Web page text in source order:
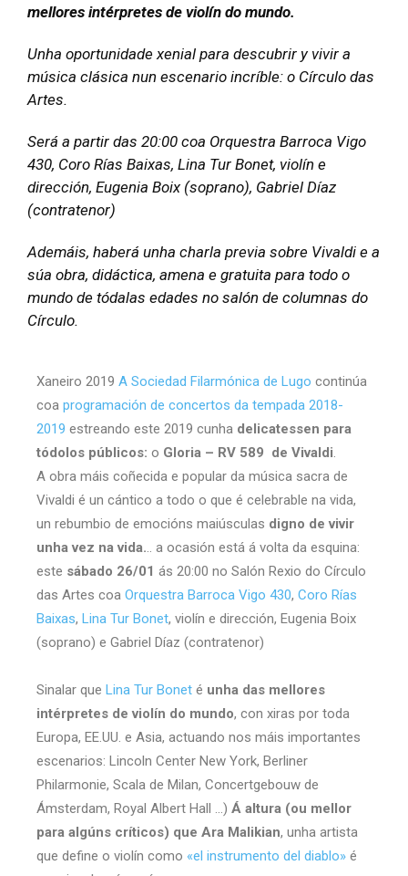
mellores intérpretes de violín do mundo.
Unha oportunidade xenial para descubrir y vivir a
música clásica nun escenario incríble: o Círculo das
Artes.
Será a partir das 20:00 coa Orquestra Barroca Vigo
430, Coro Rías Baixas, Lina Tur Bonet, violín e
dirección, Eugenia Boix (soprano), Gabriel Díaz
(contratenor)
Ademáis, haberá unha charla previa sobre Vivaldi e a
súa obra, didáctica, amena e gratuita para todo o
mundo de tódalas edades no salón de columnas do
Círculo.
Xaneiro 2019 A Sociedad Filarmónica de Lugo continúa
coa programación de concertos da tempada 2018-
2019 estreando este 2019 cunha delicatessen para
tódolos públicos: o Gloria – RV 589 de Vivaldi.
A obra máis coñecida e popular da música sacra de
Vivaldi é un cántico a todo o que é celebrable na vida,
un rebumbio de emocións maiúsculas digno de vivir
unha vez na vida... a ocasión está á volta da esquina:
este sábado 26/01 ás 20:00 no Salón Rexio do Círculo
das Artes coa Orquestra Barroca Vigo 430, Coro Rías
Baixas, Lina Tur Bonet, violín e dirección, Eugenia Boix
(soprano) e Gabriel Díaz (contratenor)
Sinalar que Lina Tur Bonet é unha das mellores
intérpretes de violín do mundo, con xiras por toda
Europa, EE.UU. e Asia, actuando nos máis importantes
escenarios: Lincoln Center New York, Berliner
Philarmonie, Scala de Milan, Concertgebouw de
Ámsterdam, Royal Albert Hall …) Á altura (ou mellor
para algúns críticos) que Ara Malikian, unha artista
que define o violín como «el instrumento del diablo» é